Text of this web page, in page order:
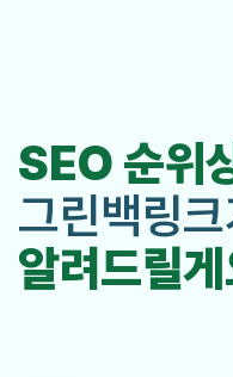
SEO 순위
그린백링
알려드릴